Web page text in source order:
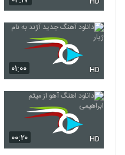
237
۲۰۰ بازدید
238
۱۹۲ بازدید
آهنگ
۰۱:۰۰ HD
۰۰:۲۰ HD